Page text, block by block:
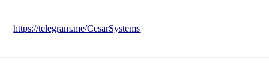
https://telegram.me/CesarSystems